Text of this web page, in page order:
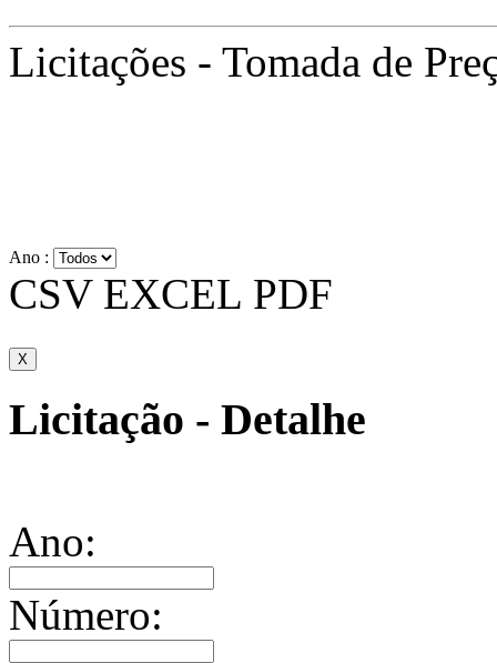
Licitações - Tomada de
Ano :
CSV EXCEL PDF
X
Licitação - Detalhe
Ano:
Número: